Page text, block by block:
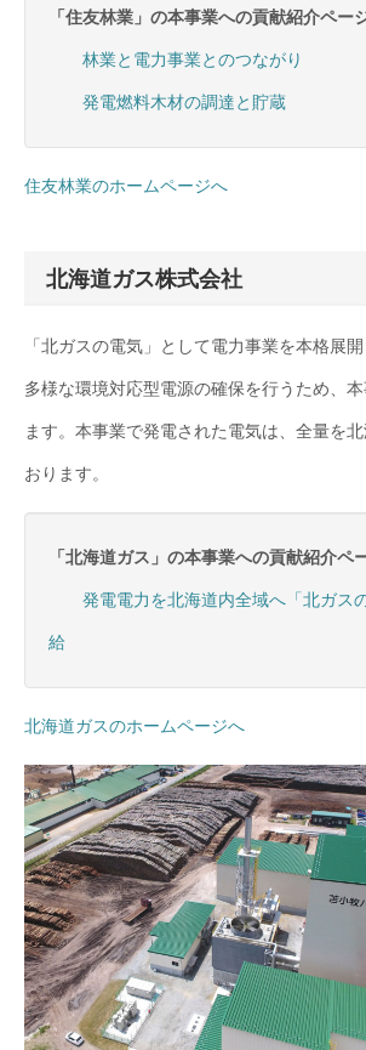
「住友林業」の本事業への貢献紹介ペー
林業と電力事業とのつながり
発電燃料木材の調達と貯蔵
住友林業のホームページへ
北海道ガス株式会社
「北ガスの電気」として電力事業を本格展
多様な環境対応型電源の確保を行うため、
ます。本事業で発電された電気は、全量を
おります。
「北海道ガス」の本事業への貢献紹介ペ
発電電力を北海道内全域へ「北ガス
給
北海道ガスのホームページへ